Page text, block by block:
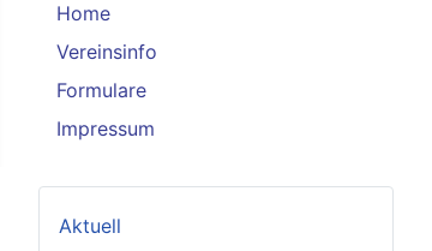
Home
Vereinsinfo
Formulare
Impressum
Aktuell